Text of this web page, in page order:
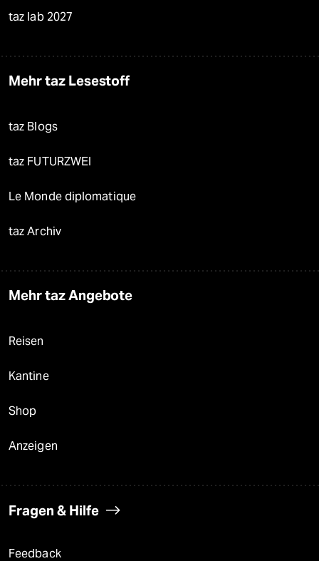
taz lab 2027
Mehr taz Lesestoff
taz Blogs
taz FUTURZWEI
Le Monde diplomatique
taz Archiv
Mehr taz Angebote
Reisen
Kantine
Shop
Anzeigen
Fragen & Hilfe
Feedback